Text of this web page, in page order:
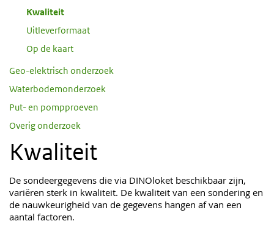
Kwaliteit
Uitleverformaat
Op de kaart
Geo-elektrisch onderzoek
Waterbodemonderzoek
Put- en pompproeven
Overig onderzoek
Kwaliteit
De sondeergegevens die via DINOloket beschikbaar zijn,
variëren sterk in kwaliteit. De kwaliteit van een sondering en
de nauwkeurigheid van de gegevens hangen af van een
aantal factoren.